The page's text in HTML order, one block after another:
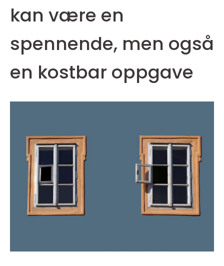
kan være en
spennende, men også
en kostbar oppgave